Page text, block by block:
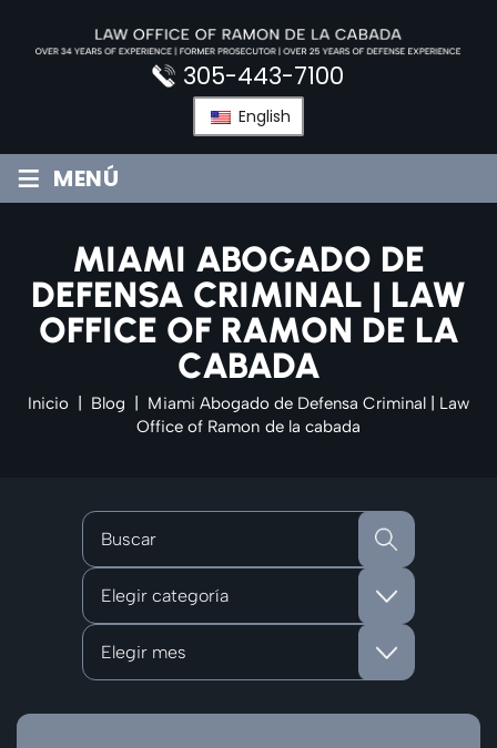
305-443-7100
English
≡ MENÚ
MIAMI ABOGADO DE
DEFENSA CRIMINAL | LAW
OFFICE OF RAMON DE LA
CABADA
Inicio Blog
Miami Abogado de Defensa Criminal | Law
Office of Ramon de la cabada
Categorías
Archivos